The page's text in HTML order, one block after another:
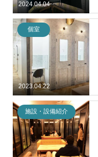
2024.04.04
2023.04.22
個室
施設・設備紹介